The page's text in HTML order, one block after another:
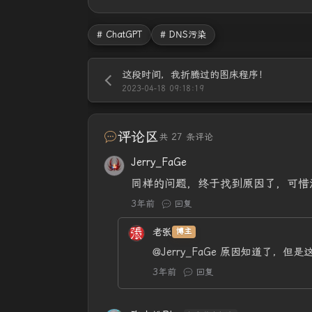
# ChatGPT # DNS污染
这段时间，我折腾过的图床程序！
2023-04-18 09:18:19
评论区共 27 条评论
Jerry_FaGe
同样的问题，终于找到原因了，可
3年前 回复
老张 博主
@Jerry_FaGe 原因知道了，但是
3年前 回复